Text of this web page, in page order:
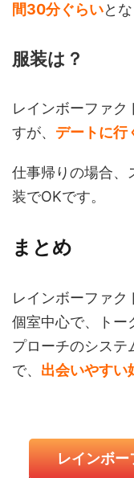
間30分ぐらいと
服装は？
レインボーファ
すが、 デートに行
仕事帰りの場合、
装でOKです。
まとめ
レインボーファ
個室中心で、トー
プローチのシステ
で、 出会いやすい
レインボー